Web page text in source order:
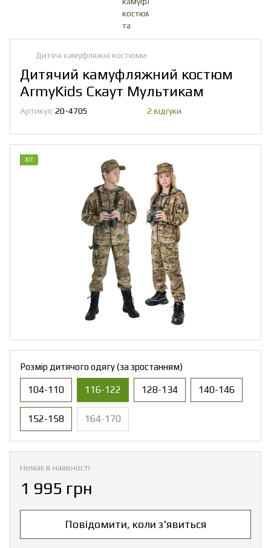
Дитячі камуфляжні костюми
Дитячий камуфляжний костюм
ArmyKids Скаут Мультикам
Артикул: 20-4705 2 відгуки
ХІТ
Розмір дитячого одягу (за зростанням)
104-110 116-122 128-134 140-146
152-158 164-170
Немає в наявності
1 995 грн
Повідомити, коли з'явиться